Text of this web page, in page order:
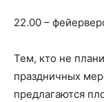
22.00 –
Тем, кто не
праздничных
предлагаются